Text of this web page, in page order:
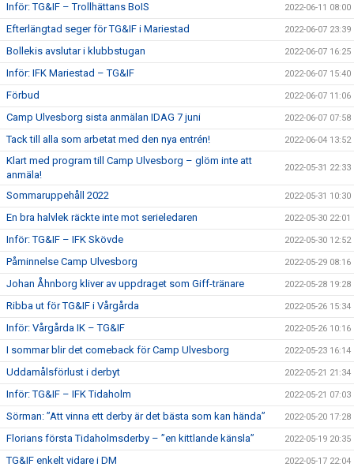
Inför: TG&IF – Trollhättans BoIS 2022-06-11 08:00
Efterlängtad seger för TG&IF i Mariestad 2022-06-07 23:39
Bollekis avslutar i klubbstugan 2022-06-07 16:25
Inför: IFK Mariestad – TG&IF 2022-06-07 15:40
Förbud 2022-06-07 11:06
Camp Ulvesborg sista anmälan IDAG 7 juni 2022-06-07 07:58
Tack till alla som arbetat med den nya entrén! 2022-06-04 13:52
Klart med program till Camp Ulvesborg – glöm inte att
anmäla!
2022-05-31 22:33
Sommaruppehåll 2022 2022-05-31 10:30
En bra halvlek räckte inte mot serieledaren 2022-05-30 22:01
Inför: TG&IF – IFK Skövde 2022-05-30 12:52
Påminnelse Camp Ulvesborg 2022-05-29 08:16
Johan Åhnborg kliver av uppdraget som Giff-tränare 2022-05-28 19:28
Ribba ut för TG&IF i Vårgårda 2022-05-26 15:34
Inför: Vårgårda IK – TG&IF 2022-05-26 10:16
I sommar blir det comeback för Camp Ulvesborg 2022-05-23 16:14
Uddamålsförlust i derbyt 2022-05-21 21:34
Inför: TG&IF – IFK Tidaholm 2022-05-21 07:03
Sörman: ”Att vinna ett derby är det bästa som kan hända” 2022-05-20 17:28
Florians första Tidaholmsderby – ”en kittlande känsla” 2022-05-19 20:35
TG&IF enkelt vidare i DM 2022-05-17 22:04